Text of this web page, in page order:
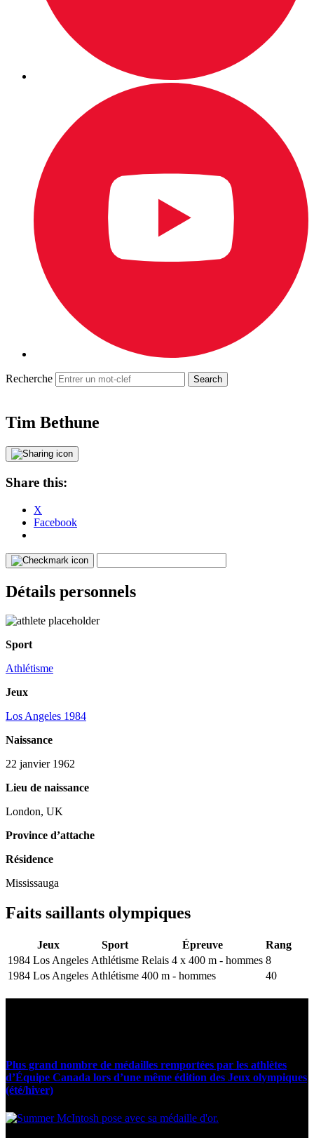
Recherche
Tim Bethune
Share this:
X
Facebook
Détails personnels
Sport
Athlétisme
Jeux
Los Angeles 1984
Naissance
22 janvier 1962
Lieu de naissance
London, UK
Province d’attache
Résidence
Mississauga
Faits saillants olympiques
Jeux Sport Épreuve
Rang
1984 Los Angeles Athlétisme Relais 4 x 400 m - hommes 8
1984 Los Angeles Athlétisme 400 m - hommes 40
Plus grand nombre de médailles remportées par les athlètes
d’Équipe Canada lors d’une même édition des Jeux olympiques
(été/hiver)